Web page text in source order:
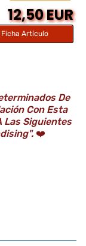
12,50 EUR
Ficha Artículo
De
Con Esta
Las Siguientes
❤️